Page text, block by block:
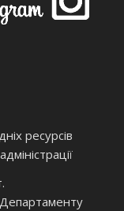
ресурсів